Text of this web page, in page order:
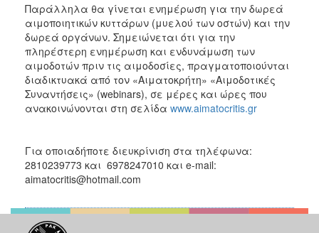
Παράλληλα θα γίνεται ενημέρωση για την δωρεά
αιμοποιητικών κυττάρων (μυελού των οστών) και την
δωρεά οργάνων. Σημειώνεται ότι για την
πληρέστερη ενημέρωση και ενδυνάμωση των
αιμοδοτών πριν τις αιμοδοσίες, πραγματοποιούνται
διαδικτυακά από τον «Αιματοκρήτη» «Αιμοδοτικές
Συναντήσεις» (webinars), σε μέρες και ώρες που
ανακοινώνονται στη σελίδα www.aimatocritis.gr
Για οποιαδήποτε διευκρίνιση στα τηλέφωνα:
2810239773 και 6978247010 και e-mail:
aimatocritis@hotmail.com